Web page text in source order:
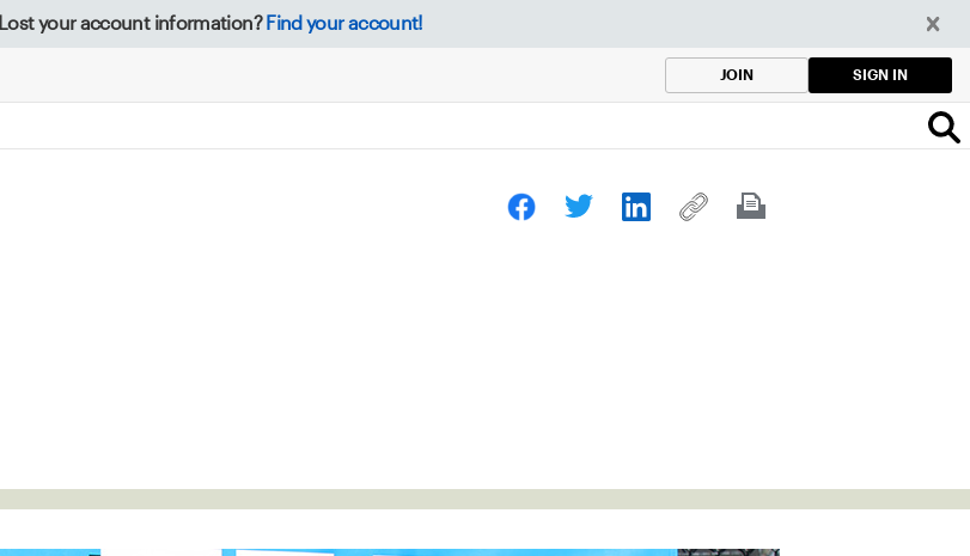
Lost your account information? Find your account!
JOIN SIGN IN